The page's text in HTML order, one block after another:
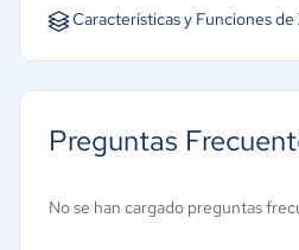
Inglés
Características y Funciones
Enrutamiento de llamadas
Preguntas
No se han cargado preguntas